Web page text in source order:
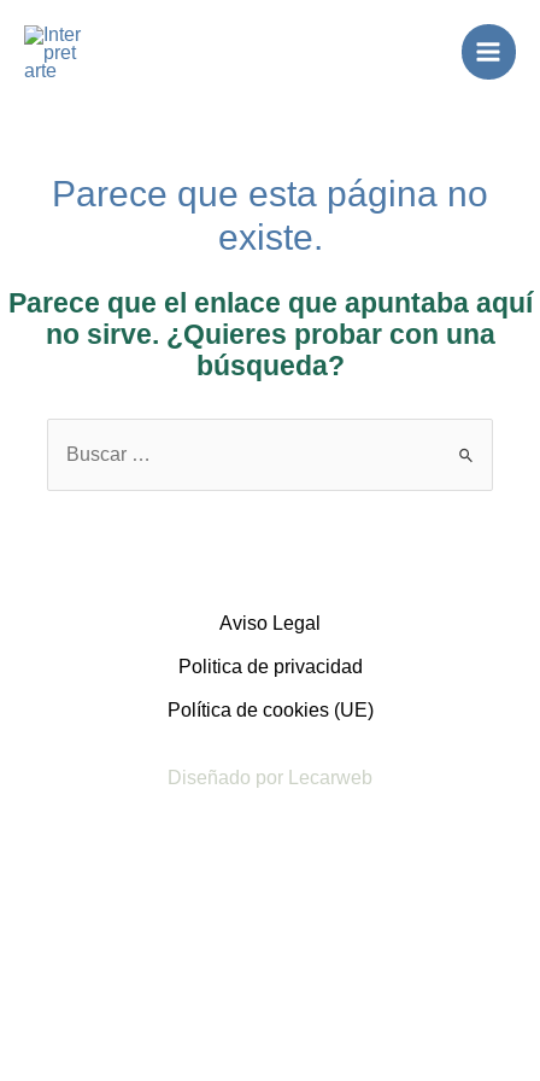
contenido
Main
Parece que esta página no
existe.
Parece que el enlace que apuntaba aquí
no sirve. ¿Quieres probar con una
búsqueda?
por:
Aviso Legal
Politica de privacidad
Política de cookies (UE)
Diseñado por Lecarweb